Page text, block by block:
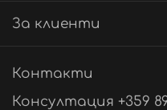
За клиенти
Контакти
Консултация +359